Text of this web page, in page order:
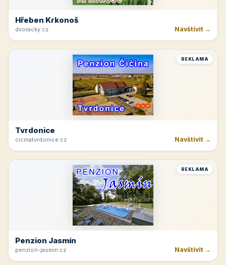
Hřeben Krkonoš
dvoracky.cz Navštívit →
REKLAMA
Tvrdonice
cicinatvrdonice.cz Navštívit →
REKLAMA
Penzion Jasmín
penzion-jasmin.cz Navštívit →